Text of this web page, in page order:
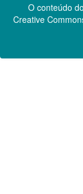
O conteúdo
Creative